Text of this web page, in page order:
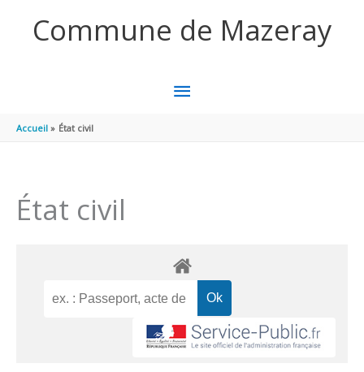
Commune de Mazeray
MENU
Accueil État civil
État civil